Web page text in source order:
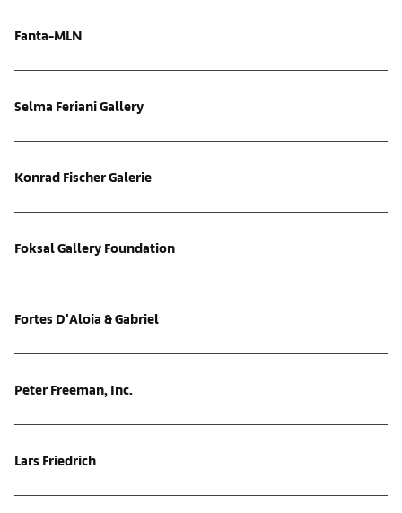
Fanta-MLN
Selma Feriani Gallery
Konrad Fischer Galerie
Foksal Gallery Foundation
Fortes D'Aloia & Gabriel
Peter Freeman, Inc.
Lars Friedrich